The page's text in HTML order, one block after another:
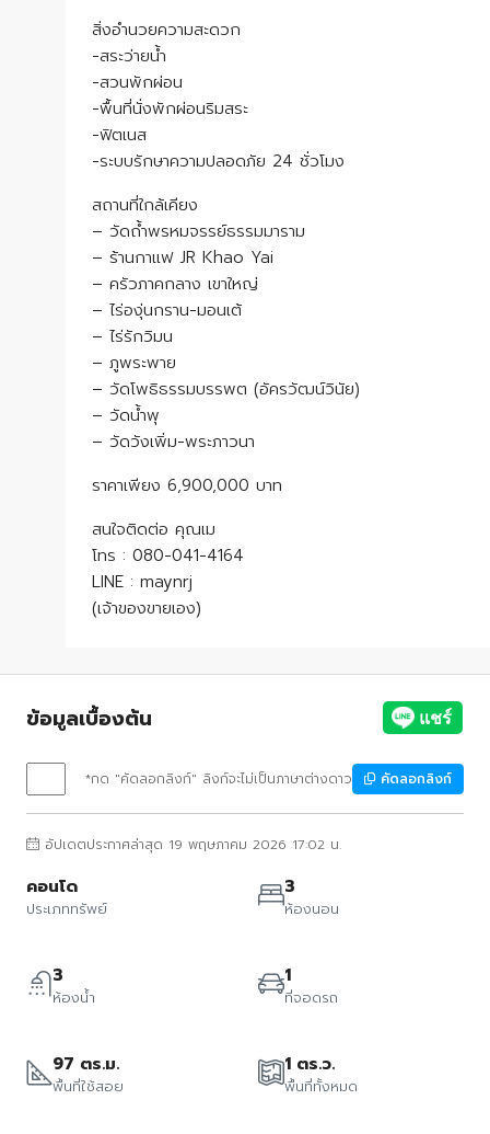
สิ่งอำนวยความสะดวก
-สระว่ายน้ำ
-สวนพักผ่อน
-พื้นที่นั่งพักผ่อนริมสระ
-ฟิตเนส
-ระบบรักษาความปลอดภัย 24 ชั่วโมง
สถานที่ใกล้เคียง
– วัดถ้ำพรหมจรรย์ธรรมมาราม
– ร้านกาแฟ JR Khao Yai
– ครัวภาคกลาง เขาใหญ่
– ไร่องุ่นกราน-มอนเต้
– ไร่รักวิมน
– ภูพระพาย
– วัดโพธิธรรมบรรพต (อัครวัฒน์วินัย)
– วัดน้ำพุ
– วัดวังเพิ่ม-พระภาวนา
ราคาเพียง 6,900,000 บาท
สนใจติดต่อ คุณเม
โทร : 080-041-4164
LINE : maynrj
(เจ้าของขายเอง)
ข้อมูลเบื้องต้น
*กด "คัดลอกลิงก์" ลิงก์จะไม่เป็นภาษาต่างดาว คัดลอกลิงก์
อัปเดตประกาศล่าสุด 19 พฤษภาคม 2026 17:02 น.
คอนโด
ประเภททรัพย์
3
ห้องนอน
3
ห้องน้ำ
1
ที่จอดรถ
97 ตร.ม.
พื้นที่ใช้สอย
1 ตร.ว.
พื้นที่ทั้งหมด